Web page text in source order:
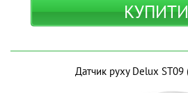
КУПИТИ
Датчик руху Delux ST09